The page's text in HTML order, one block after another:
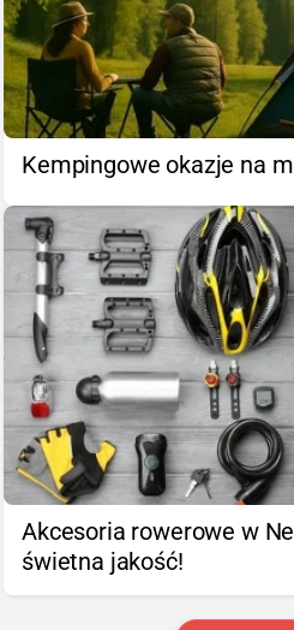
Kempingowe okazje na
Akcesoria rowerowe w
świetna jakość!